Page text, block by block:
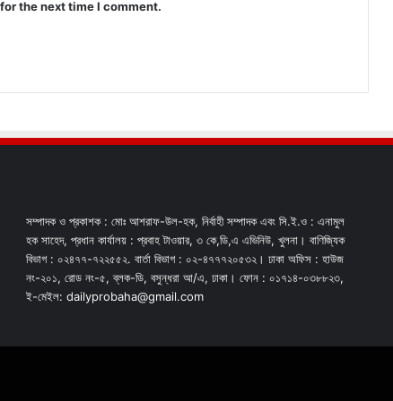
the next time I comment.
সম্পাদক ও প্রকাশক : মোঃ আশরাফ-উল-হক, নির্বাহী সম্পাদক এবং সি.ই.ও : এনামুল
হক সাহেদ, প্রধান কার্যালয় : প্রবাহ টাওয়ার, ৩ কে,ডি,এ এভিনিউ, খুলনা। বাণিজ্যিক
বিভাগ : ০২৪৭৭-৭২২৫৫২. বার্তা বিভাগ : ০২-৪৭৭৭২০৫৩২। ঢাকা অফিস : হাউজ
নং-২০১, রোড নং-৫, ব্লক-ডি, বসুন্ধরা আ/এ, ঢাকা। ফোন : ০১৭১৪-০৩৮৮২৩,
ই-মেইল: dailyprobaha@gmail.com